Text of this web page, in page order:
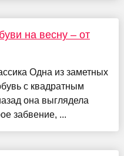
на весну – от
Одна из заметных
с квадратным
она выглядела
забвение, ...